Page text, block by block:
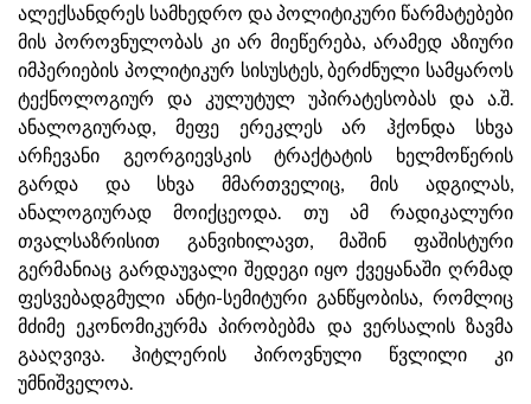
ალექსანდრეს სამხედრო და პოლიტიკური წარმატებები
მის პოროვნულობას კი არ მიეწერება, არამედ აზიური
იმპერიების პოლიტიკურ სისუსტეს, ბერძნული სამყაროს
ტექნოლოგიურ და კულუტულ უპირატესობას და ა.შ.
ანალოგიურად, მეფე ერეკლეს არ ჰქონდა სხვა
არჩევანი გეორგიევსკის ტრაქტატის ხელმოწერის
გარდა და სხვა მმართველიც, მის ადგილას,
ანალოგიურად მოიქცეოდა. თუ ამ რადიკალური
თვალსაზრისით განვიხილავთ, მაშინ ფაშისტური
გერმანიაც გარდაუვალი შედეგი იყო ქვეყანაში ღრმად
ფესვებადგმული ანტი-სემიტური განწყობისა, რომლიც
მძიმე ეკონომიკურმა პირობებმა და ვერსალის ზავმა
გააღვივა. ჰიტლერის პიროვნული წვლილი კი
უმნიშველოა.